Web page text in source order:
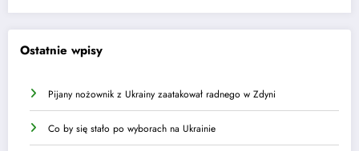
Ostatnie wpisy
Pijany nożownik z Ukrainy zaatakował radnego w Zdyni
Co by się stało po wyborach na Ukrainie